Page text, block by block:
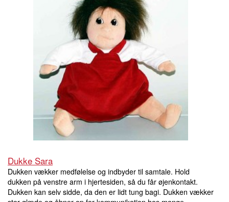
Dukke Sara
Dukken vækker medfølelse og indbyder til samtale. Hold
dukken på venstre arm i hjertesiden, så du får øjenkontakt.
Dukken kan selv sidde, da den er lidt tung bagi. Dukken vækker